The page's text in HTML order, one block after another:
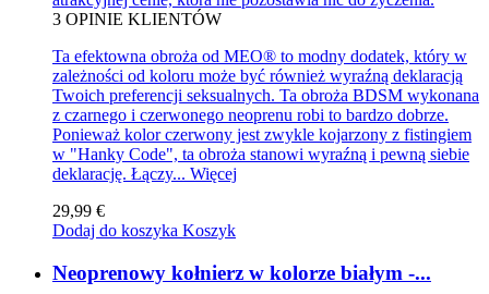
3 OPINIE KLIENTÓW
Ta efektowna obroża od MEO® to modny dodatek, który w
zależności od koloru może być również wyraźną deklaracją
Twoich preferencji seksualnych. Ta obroża BDSM wykonana
z czarnego i czerwonego neoprenu robi to bardzo dobrze.
Ponieważ kolor czerwony jest zwykle kojarzony z fistingiem
w "Hanky Code", ta obroża stanowi wyraźną i pewną siebie
deklarację. Łączy... Więcej
29,99 €
Dodaj do koszyka Koszyk
Neoprenowy kołnierz w kolorze białym -...